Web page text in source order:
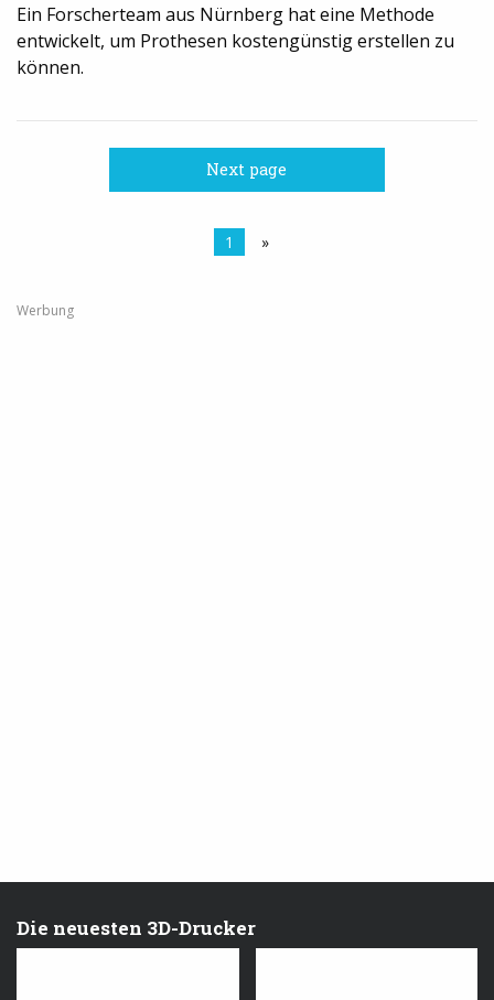
Ein Forscherteam aus Nürnberg hat eine Methode
entwickelt, um Prothesen kostengünstig erstellen zu
können.
Next page
1 »
Werbung
Die neuesten 3D-Drucker